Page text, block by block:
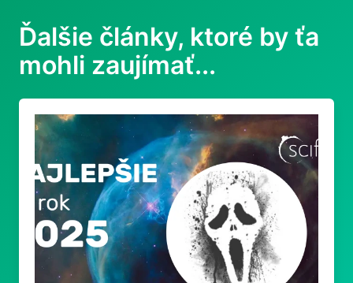
Ďalšie články, ktoré by ťa
mohli zaujímať...